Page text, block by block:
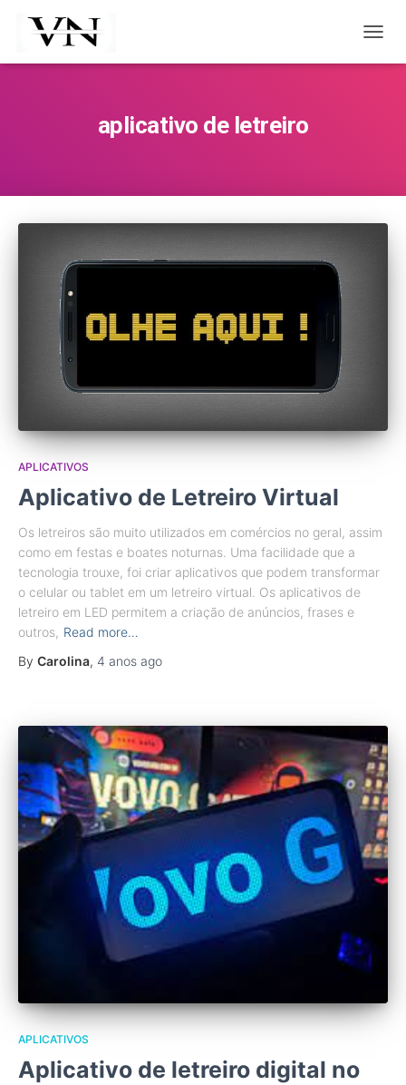
aplicativo de letreiro
APLICATIVOS
Aplicativo de Letreiro Virtual
Os letreiros são muito utilizados em comércios no geral, assim
como em festas e boates noturnas. Uma facilidade que a
tecnologia trouxe, foi criar aplicativos que podem transformar
o celular ou tablet em um letreiro virtual. Os aplicativos de
letreiro em LED permitem a criação de anúncios, frases e
outros, Read more…
By Carolina, 4 anos ago
APLICATIVOS
Aplicativo de letreiro digital no